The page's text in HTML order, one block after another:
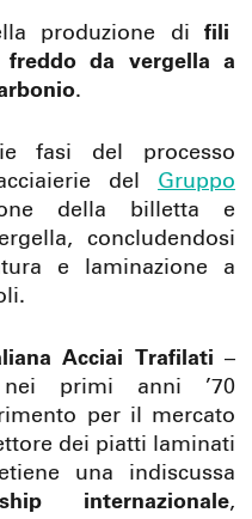
produzione difili
da vergella a
.
fasi del processo
del Gruppo
della billetta e
concludendosi
e laminazione a
Acciai Trafilati –
primi anni ’70
per il mercato
dei piatti laminati
una indiscussa
internazionale,